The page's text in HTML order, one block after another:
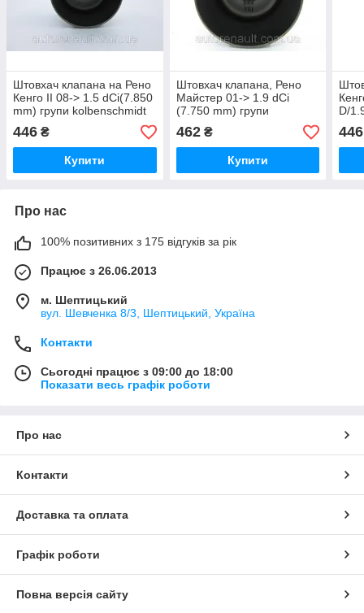
Штовхач клапана на Рено
Кенго II 08-> 1.5 dCi(7.850
mm) групи kolbenschmidt
(Німеччина) - 50007546
446 ₴
Купити
Штовхач клапана, Рено
Майстер 01-> 1.9 dCi
(7.750 mm) групи
kolbenschmidt (Німеччина)
- 50007544
462₴
Купити
D/
446
Про нас
100% позитивних з 175 відгуків за рік
Працює з 26.06.2013
м. Шептицький
вул. Шевченка 8/3, Шептицький, Україна
Контакти
Сьогодні працює з 09:00 до 18:00
Показати весь графік роботи
Про нас
Контакти
Доставка та оплата
Графік роботи
Повна версія сайту